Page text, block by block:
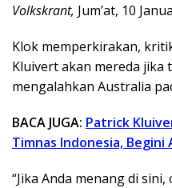
Volkskrant, Jum’at, 10
Klok memperkirakan,
Kluivert akan mereda jika
mengalahkan Australia
BACA JUGA: Patrick
Timnas Indonesia, Begini
“Jika Anda menang di